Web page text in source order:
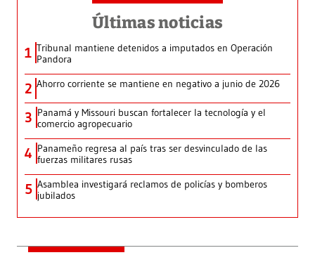
Últimas noticias
1 Tribunal mantiene detenidos a imputados en Operación
Pandora
2 Ahorro corriente se mantiene en negativo a junio de 2026
3 Panamá y Missouri buscan fortalecer la tecnología y el
comercio agropecuario
4 Panameño regresa al país tras ser desvinculado de las
fuerzas militares rusas
5 Asamblea investigará reclamos de policías y bomberos
jubilados